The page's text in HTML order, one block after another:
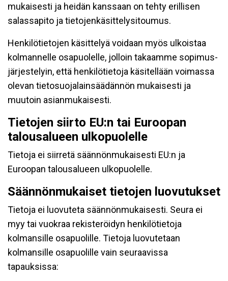
mukaisesti ja heidän kanssaan on tehty erillisen
salassapito ja tietojenkäsittelysitoumus.
Henkilötietojen käsittelyä voidaan myös ulkoistaa
kolmannelle osapuolelle, jolloin takaamme sopimus-
järjestelyin, että henkilötietoja käsitellään voimassa
olevan tietosuojalainsäädännön mukaisesti ja
muutoin asianmukaisesti.
Tietojen siirto EU:n tai Euroopan
talousalueen ulkopuolelle
Tietoja ei siirretä säännönmukaisesti EU:n ja
Euroopan talousalueen ulkopuolelle.
Säännönmukaiset tietojen luovutukset
Tietoja ei luovuteta säännönmukaisesti. Seura ei
myy tai vuokraa rekisteröidyn henkilötietoja
kolmansille osapuolille. Tietoja luovutetaan
kolmansille osapuolille vain seuraavissa
tapauksissa: